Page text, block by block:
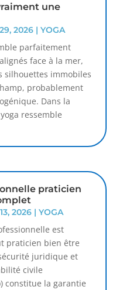
une
2026| YOGA
parfaitement
face à la mer,
silhouettes immobiles
probablement
Dans la
ressemble
praticien
2026| YOGA
est
praticien bien être
juridique et
civile
constitue la garantie